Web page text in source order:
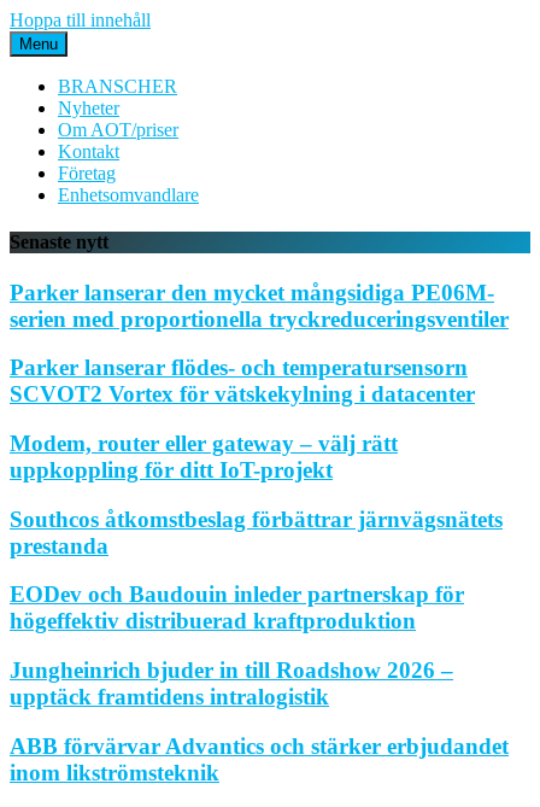
Hoppa till innehåll
Menu
BRANSCHER
Nyheter
Om AOT/priser
Kontakt
Företag
Enhetsomvandlare
Senaste nytt
Parker lanserar den mycket mångsidiga PE06M-
serien med proportionella tryckreduceringsventiler
Parker lanserar flödes- och temperatursensorn
SCVOT2 Vortex för vätskekylning i datacenter
Modem, router eller gateway – välj rätt
uppkoppling för ditt IoT-projekt
Southcos åtkomstbeslag förbättrar järnvägsnätets
prestanda
EODev och Baudouin inleder partnerskap för
högeffektiv distribuerad kraftproduktion
Jungheinrich bjuder in till Roadshow 2026 –
upptäck framtidens intralogistik
ABB förvärvar Advantics och stärker erbjudandet
inom likströmsteknik